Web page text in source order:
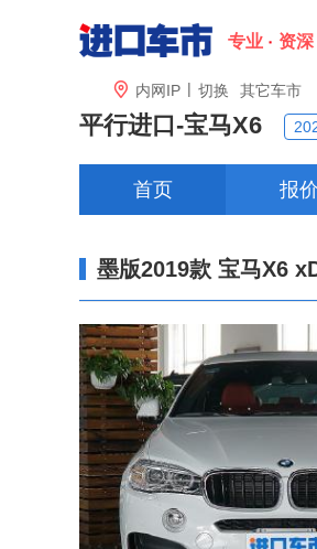
专业 资深
 内网IP | 切换 其它车市
平行进口-宝马X6
首页 报价
墨版2019款 宝马X6